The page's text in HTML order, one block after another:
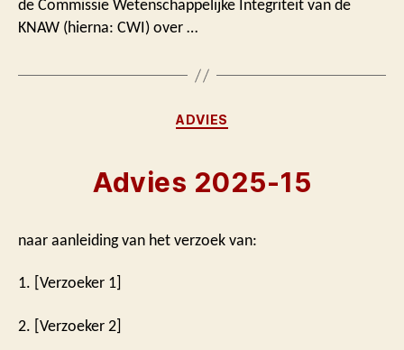
de Commissie Wetenschappelijke Integriteit van de
KNAW (hierna: CWI) over …
Categorieën
ADVIES
Advies 2025-15
naar aanleiding van het verzoek van:
1. [Verzoeker 1]
2. [Verzoeker 2]